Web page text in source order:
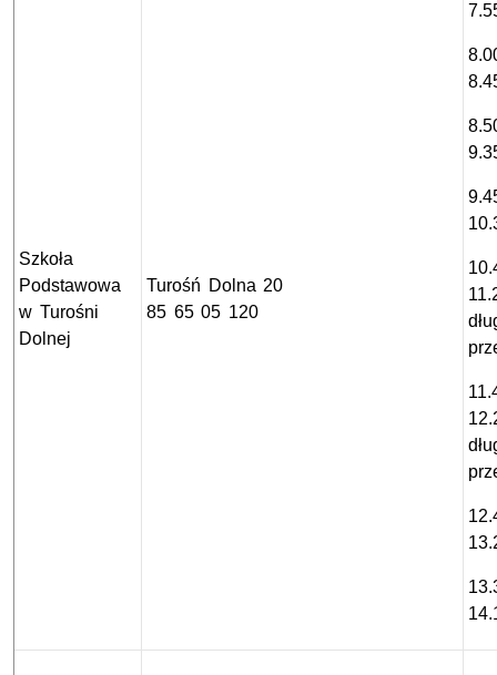
Szkoła
Podstawowa
w Turośni
Dolnej
Turośń Dolna 20
85 65 05 120